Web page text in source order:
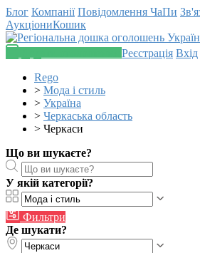
Блог Компанії Повідомлення ЧаПи
АукціониКошик
Реєстрація Вхід
Rego
> Мода і стиль
> Україна
> Черкаська область
> Черкаси
Що ви шукаєте?
У якій категорії?
Фильтри
Де шукати?